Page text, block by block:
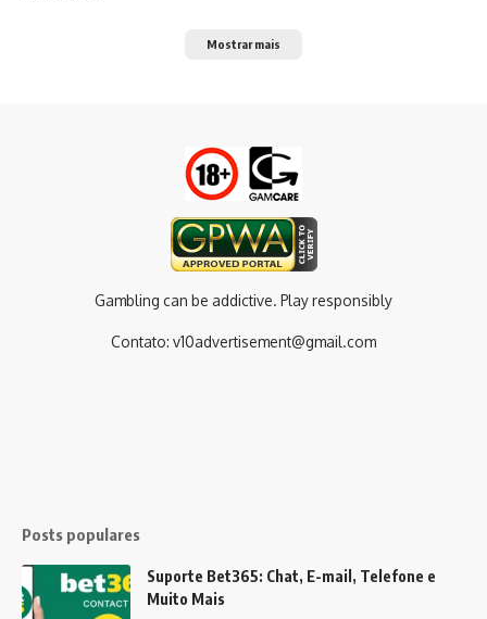
Mostrar mais
Gambling can be addictive. Play responsibly
Contato: v10advertisement@gmail.com
Posts populares
Suporte Bet365: Chat, E-mail, Telefone e
Muito Mais